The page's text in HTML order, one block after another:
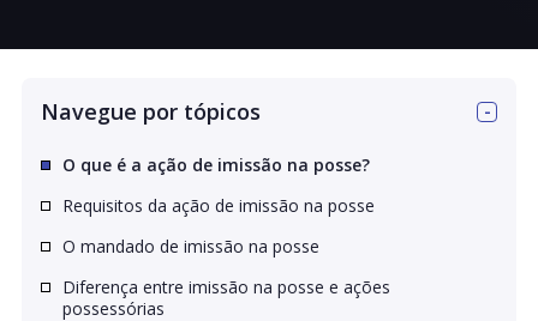
Navegue por tópicos
O que é a ação de imissão na posse?
Requisitos da ação de imissão na posse
O mandado de imissão na posse
Diferença entre imissão na posse e ações
possessórias